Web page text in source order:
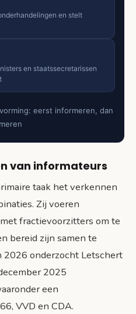
en stelt
en staatssecretarissen
eerst informeren, dan
van informateurs
taak het verkennen
Zij voeren
fractievoorzitters om te
bereid zijn samen te
2026 onderzocht Letschert
2025
een
VVD en CDA.